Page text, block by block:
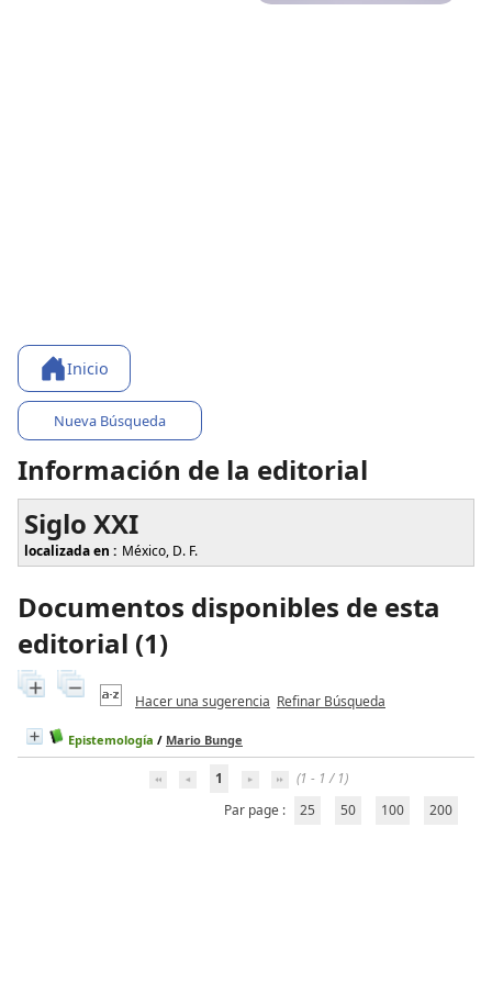
Inicio
Nueva Búsqueda
Información de la editorial
Siglo XXI
localizada en : México, D. F.
Documentos disponibles de esta
editorial (1)
Hacer una sugerencia Refinar Búsqueda
Epistemología / Mario Bunge
1
(1 - 1 / 1)
Par page :
25 50 100 200